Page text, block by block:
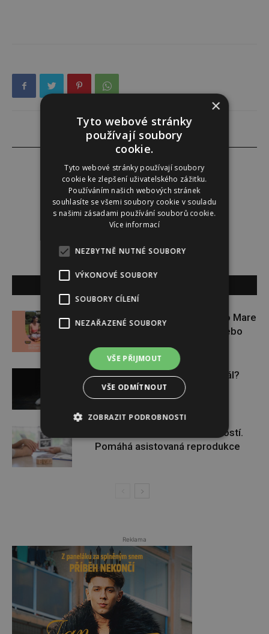
Alena Babuková
Zapojte se do letní soutěže s Rio Mare
a vyhrajte iWatch Series 11 nebo
jógamatku
Budou se vraždit malé děti dál?
Těhotenství není samozřejmostí.
Pomáhá asistovaná reprodukce
Reklama
×
Tyto webové stránky
používají soubory
cookie.
Tyto webové stránky používají soubory
cookie ke zlepšení uživatelského zážitku.
Používáním našich webových stránek
souhlasíte se všemi soubory cookie v souladu
s našimi zásadami používání souborů cookie.
Více informací
NEZBYTNĚ NUTNÉ SOUBORY
VÝKONOVÉ SOUBORY
SOUBORY CÍLENÍ
NEZAŘAZENÉ SOUBORY
VŠE PŘIJMOUT
VŠE ODMÍTNOUT
ZOBRAZIT PODROBNOSTI